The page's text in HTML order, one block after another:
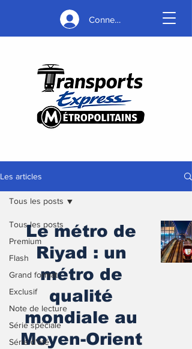
Connexion
Les articles
Tous les posts
Premium
Flash
Grand format
Exclusif
Note de lecture
Série spéciale
Série d'été
Tous les posts
Le métro de
Riyad : un
métro de
qualité
mondiale au
Moyen-Orient